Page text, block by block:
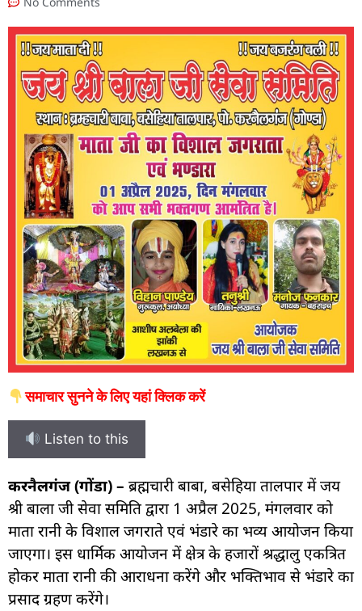
समाचार सुनने के लिए यहां क्लिक करें
Listen to this
करनैलगंज (गोंडा) – ब्रह्मचारी बाबा, बसेहिया तालपार में जय
श्री बाला जी सेवा समिति द्वारा 1 अप्रैल 2025, मंगलवार को
माता रानी के विशाल जगराते एवं भंडारे का भव्य आयोजन किया
जाएगा। इस धार्मिक आयोजन में क्षेत्र के हजारों श्रद्धालु एकत्रित
होकर माता रानी की आराधना करेंगे और भक्तिभाव से भंडारे का
प्रसाद ग्रहण करेंगे।